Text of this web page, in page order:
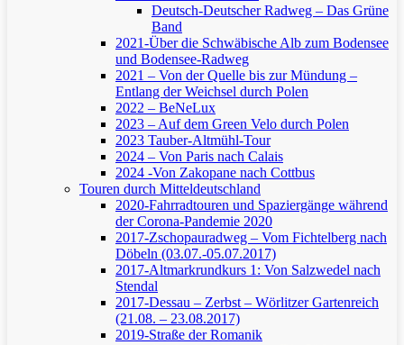
Deutsch-Deutscher Radweg – Das Grüne
Band
2021-Über die Schwäbische Alb zum Bodensee
und Bodensee-Radweg
2021 – Von der Quelle bis zur Mündung –
Entlang der Weichsel durch Polen
2022 – BeNeLux
2023 – Auf dem Green Velo durch Polen
2023 Tauber-Altmühl-Tour
2024 – Von Paris nach Calais
2024 -Von Zakopane nach Cottbus
Touren durch Mitteldeutschland
2020-Fahrradtouren und Spaziergänge während
der Corona-Pandemie 2020
2017-Zschopauradweg – Vom Fichtelberg nach
Döbeln (03.07.-05.07.2017)
2017-Altmarkrundkurs 1: Von Salzwedel nach
Stendal
2017-Dessau – Zerbst – Wörlitzer Gartenreich
(21.08. – 23.08.2017)
2019-Straße der Romanik